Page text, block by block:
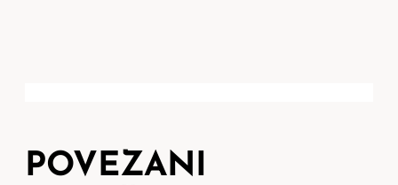
POVEZANI